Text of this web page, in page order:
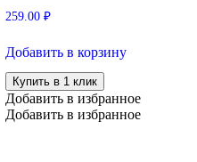
259.00 ₽
Добавить в корзину
Купить в 1 клик
Добавить в избранное
Добавить в избранное